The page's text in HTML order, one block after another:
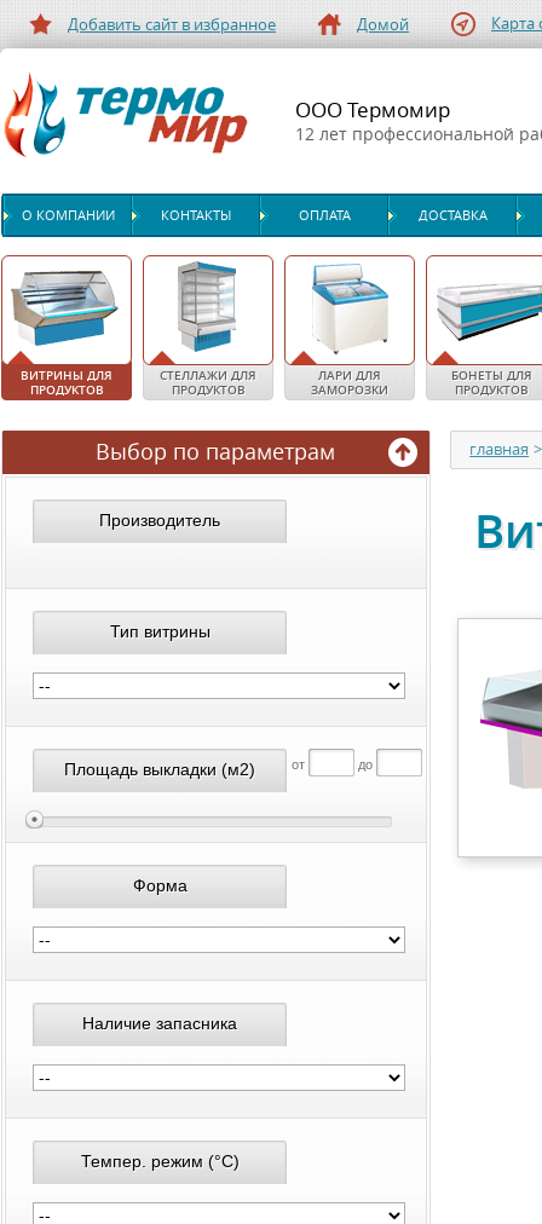
Добавить сайт в избранное Домой Карта
ООО Термомир
12 лет профессиональной
О КОМПАНИИ КОНТАКТЫ ОПЛАТА ДОСТАВКА
ВИТРИНЫ ДЛЯ
ПРОДУКТОВ
СТЕЛЛАЖИ ДЛЯ
ПРОДУКТОВ
ЛАРИ ДЛЯ
ЗАМОРОЗКИ
БОНЕТЫ ДЛЯ
ПРОДУКТОВ
главная >
Выбор по параметрам
Производитель
Тип витрины
Площадь выкладки (м2) от до
Форма
Наличие запасника
Темпер. режим (°С)